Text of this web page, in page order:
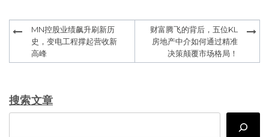
navigation
MN控股业绩飙升刷新历
史，变电工程撑起营收新
高峰
财富腾飞的背后，五位KL
房地产中介如何通过精准
决策颠覆市场格局！
搜索文章